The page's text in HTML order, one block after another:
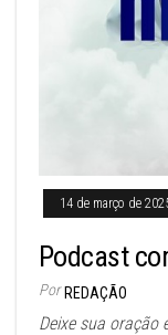
14 de março de
Podcast
Por REDAÇÃO
Deixe sua oração